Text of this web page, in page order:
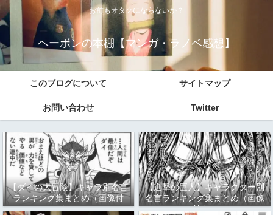
お前もオタクにならないか？
ヘーボンの本棚【マンガ・ラノベ感想】
このブログについて サイトマップ
お問い合わせ Twitter
【ダイの大冒険】キャラ別名言
ランキング集まとめ（画像付
き）
【進撃の巨人】キャラクター別
名言ランキング集まとめ（画像
付き）